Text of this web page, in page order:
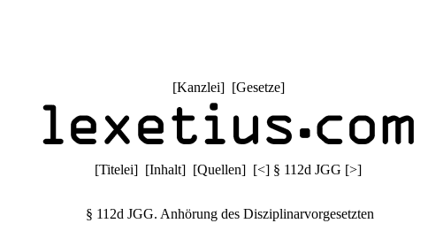
[Kanzlei] [Gesetze]
[Titelei] [Inhalt] [Quellen] [<] § 112d JGG [>]
§ 112d JGG. Anhörung des Disziplinarvorgesetzten